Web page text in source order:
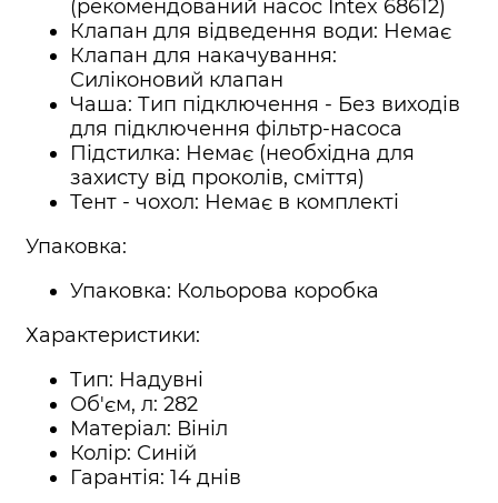
(рекомендований насос Intex 68612)
Клапан для відведення води: Немає
Клапан для накачування:
Силіконовий клапан
Чаша: Тип підключення - Без виходів
для підключення фільтр-насоса
Підстилка: Немає (необхідна для
захисту від проколів, сміття)
Тент - чохол: Немає в комплекті
Упаковка:
Упаковка: Кольорова коробка
Характеристики:
Тип: Надувні
Об'єм, л: 282
Матеріал: Вініл
Колір: Синій
Гарантія: 14 днів